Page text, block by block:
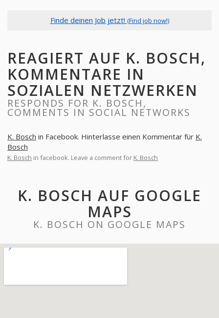
Finde deinen Job jetzt! (Find job now!)
REAGIERT AUF K. BOSCH,
KOMMENTARE IN
SOZIALEN NETZWERKEN
RESPONDS FOR K. BOSCH,
COMMENTS IN SOCIAL NETWORKS
K. Bosch in Facebook. Hinterlasse einen Kommentar für K.
Bosch
K. Bosch in facebook. Leave a comment for K. Bosch
K. BOSCH AUF GOOGLE
MAPS
K. BOSCH ON GOOGLE MAPS